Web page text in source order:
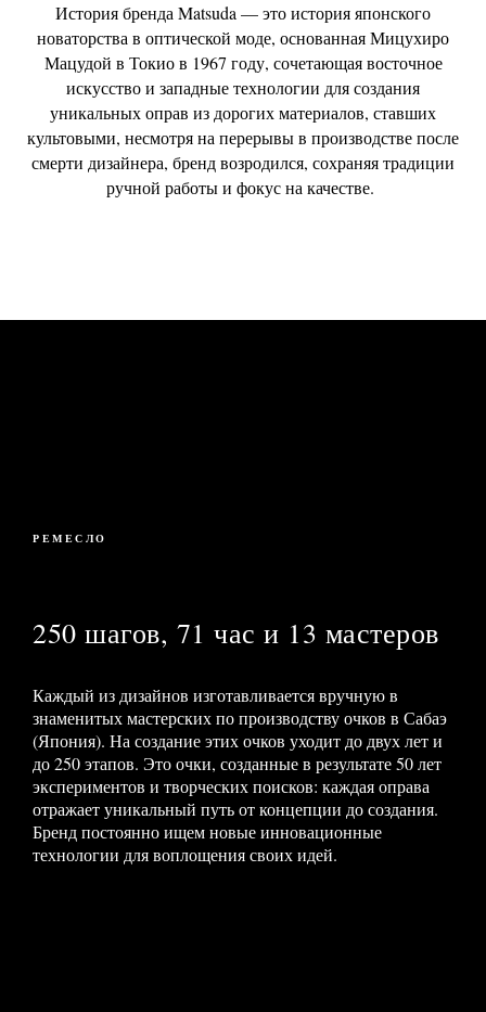
История бренда Matsuda — это история японского
новаторства в оптической моде, основанная Мицухиро
Мацудой в Токио в 1967 году, сочетающая восточное
искусство и западные технологии для создания
уникальных оправ из дорогих материалов, ставших
культовыми, несмотря на перерывы в производстве после
смерти дизайнера, бренд возродился, сохраняя традиции
ручной работы и фокус на качестве.
РЕМЕСЛО
250 шагов, 71 час и 13 мастеров
Каждый из дизайнов изготавливается вручную в
знаменитых мастерских по производству очков в Сабаэ
(Япония). На создание этих очков уходит до двух лет и
до 250 этапов. Это очки, созданные в результате 50 лет
экспериментов и творческих поисков: каждая оправа
отражает уникальный путь от концепции до создания.
Бренд постоянно ищем новые инновационные
технологии для воплощения своих идей.